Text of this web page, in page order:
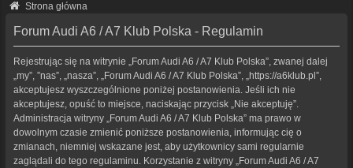
Strona główna
Forum Audi A6 / A7 Klub Polska - Regulamin
Rejestrując się na witrynie „Forum Audi A6 / A7 Klub Polska”, zwanej dalej
„my”, ”nas”, „nasza”, „Forum Audi A6 / A7 Klub Polska”, „https://a6klub.pl”,
akceptujesz wyszczególnione poniżej postanowienia. Jeśli ich nie
akceptujesz, opuść to miejsce, naciskając przycisk „Nie akceptuję”.
Administracja witryny „Forum Audi A6 / A7 Klub Polska” ma prawo w
dowolnym czasie zmienić poniższe postanowienia, informując cię o
zmianach, niemniej wskazane jest, aby użytkownicy sami regularnie
zaglądali do tego regulaminu. Korzystanie z witryny „Forum Audi A6 / A7